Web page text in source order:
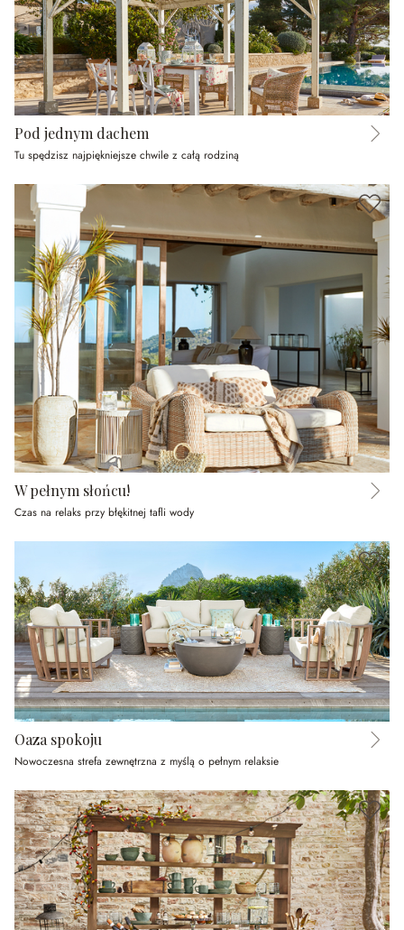
Pod jednym dachem
Tu spędzisz najpiękniejsze chwile z całą rodziną
W pełnym słońcu!
Czas na relaks przy błękitnej tafli wody
Oaza spokoju
Nowoczesna strefa zewnętrzna z myślą o pełnym relaksie